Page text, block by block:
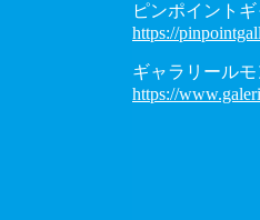
ピンポイント
https://
ギャラリールモ
https://